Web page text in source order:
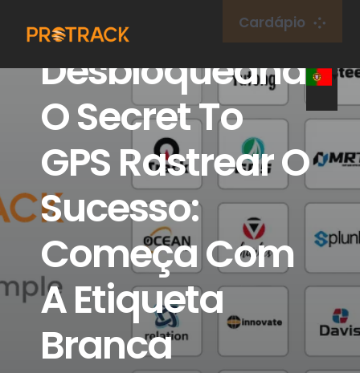
para
conteúdo
Cardápio
Lar
Rastreador GPS
Plataforma GPS
Cartão IoT
cobertura
Sobre nós
Desbloqueando
O Secret To
GPS Rastrear O
Sucesso:
Começa Com
A Etiqueta
Branca